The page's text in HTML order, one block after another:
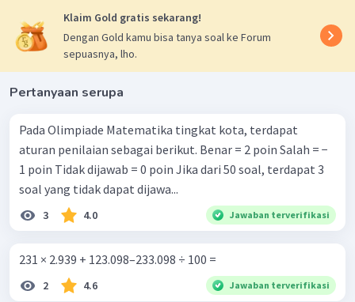
Klaim Gold gratis sekarang!
Dengan Gold kamu bisa tanya soal ke Forum
sepuasnya, lho.
Pertanyaan serupa
Pada Olimpiade Matematika tingkat kota, terdapat
aturan penilaian sebagai berikut. Benar = 2 poin Salah = −
1 poin Tidak dijawab = 0 poin Jika dari 50 soal, terdapat 3
soal yang tidak dapat dijawa...
3 4.0 Jawaban terverifikasi
231 × 2.939 + 123.098–233.098 ÷ 100 =
2 4.6 Jawaban terverifikasi